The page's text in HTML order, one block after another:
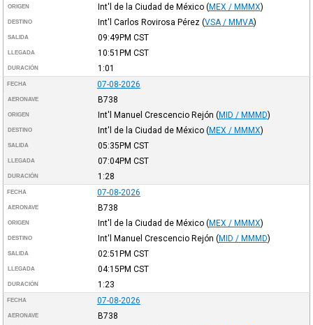
ORIGEN Int'l de la Ciudad de México (MEX / MMMX)
DESTINO Int'l Carlos Rovirosa Pérez (VSA / MMVA)
SALIDA 09:49PM CST
LLEGADA 10:51PM CST
DURACIÓN 1:01
FECHA 07-08-2026
AERONAVE B738
ORIGEN Int'l Manuel Crescencio Rejón (MID / MMMD)
DESTINO Int'l de la Ciudad de México (MEX / MMMX)
SALIDA 05:35PM CST
LLEGADA 07:04PM CST
DURACIÓN 1:28
FECHA 07-08-2026
AERONAVE B738
ORIGEN Int'l de la Ciudad de México (MEX / MMMX)
DESTINO Int'l Manuel Crescencio Rejón (MID / MMMD)
SALIDA 02:51PM CST
LLEGADA 04:15PM CST
DURACIÓN 1:23
FECHA 07-08-2026
AERONAVE B738